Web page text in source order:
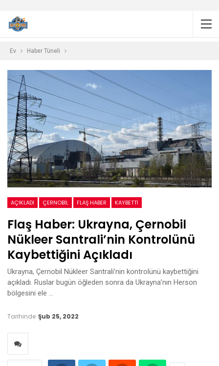
Ev Haber Tüneli
AÇIKLADI ÇERNOBIL FLAŞ HABER KAYBETTI
Flaş Haber: Ukrayna, Çernobil
Nükleer Santrali’nin Kontrolünü
Kaybettiğini Açıkladı
Ukrayna, Çernobil Nükleer Santrali’nin kontrolünü kaybettiğini
açıkladı. Ruslar bugün öğleden sonra da Ukrayna’nın Herson
bölgesini ele …
Tarihinde Şub 25, 2022